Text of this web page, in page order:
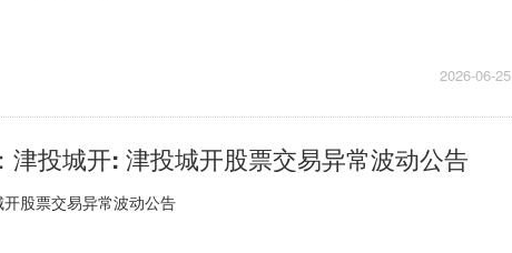
2026-06-25
津投城开: 津投城开股票交易异常波动公告
股票交易异常波动公告